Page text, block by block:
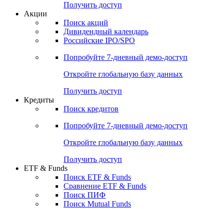
Получить доступ
Акции
Поиск акций
Дивидендный календарь
Российские IPO/SPO
Попробуйте 7-дневный демо-доступ
Откройте глобальную базу данных
Получить доступ
Кредиты
Поиск кредитов
Попробуйте 7-дневный демо-доступ
Откройте глобальную базу данных
Получить доступ
ETF & Funds
Поиск ETF & Funds
Сравнение ETF & Funds
Поиск ПИФ
Поиск Mutual Funds